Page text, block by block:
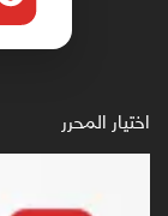
اختيار المحرر